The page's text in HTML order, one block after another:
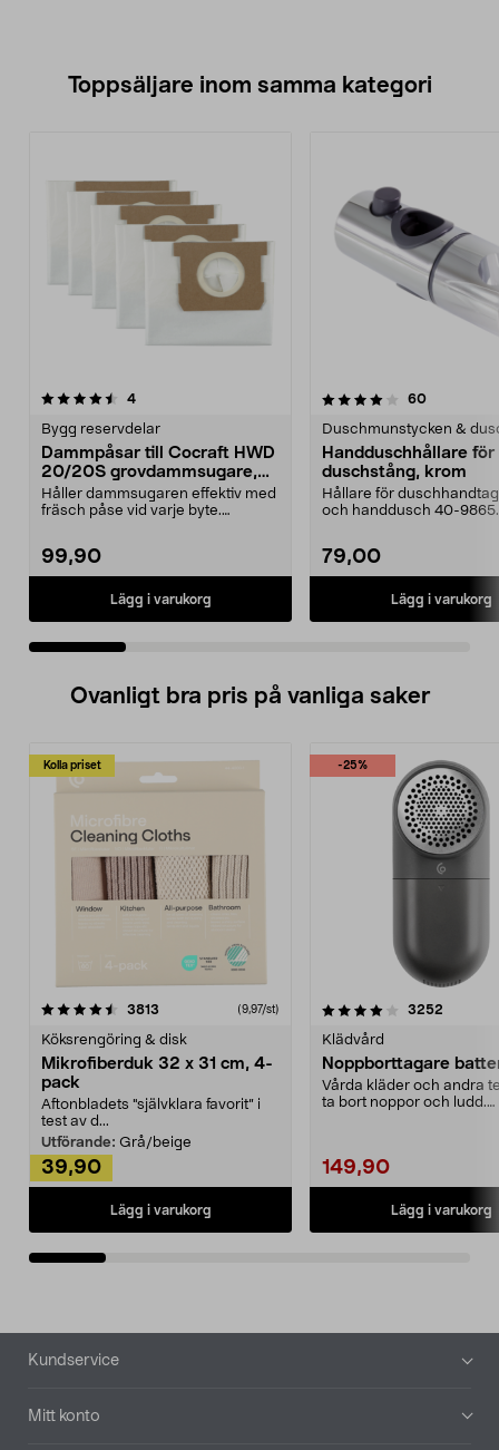
Toppsäljare inom samma kategori
4recensioner
Bygg reservdelar
Dammpåsar till Cocraft HWD
20/20S grovdammsugare,
5-pack
Håller dammsugaren effektiv med
fräsch påse vid varje byte.
99,90
Lägg i varukorg
4.0 av 5 stjärnor 60
Duschmunstycken &
Handduschhållare
duschstång, krom
Hållare för
och handdusch 40-
79,00
Lägg i varukorg
4.5 av 5 stjärnor
Ovanligt bra pris på vanliga saker
Kolla priset
3813 (9,97/st)
Köksrengöring & disk
Mikrofiberduk 32 x 31 cm, 4-
pack
Aftonbladets "självklara favorit” i
test av d...
Utförande: Grå/beige
39,90
Lägg i varukorg
-25%
4.0av 5 stjärnor 3252
Klädvård
Noppborttagare
Vårda kläder och andra
ta bort noppor och ludd.
149,90
Lägg i varukorg
4.5av 5 stjärnor
Sidfot
Kundservice
Mitt konto